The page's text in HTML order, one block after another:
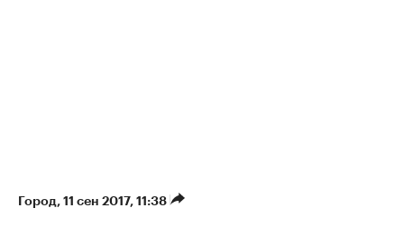
Город⁠, 11 сен 2017, 11:38